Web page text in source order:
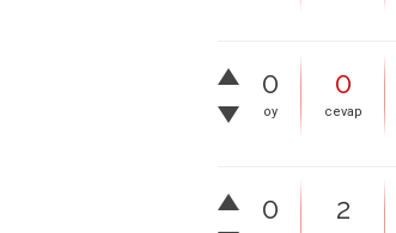
0
oy
0
cevap
0 2